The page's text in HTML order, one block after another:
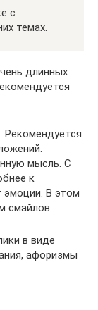
с
темах.
длинных
Рекомендуется
мысль. С
к
эмоции. В этом
смайлов.
в виде
афоризмы